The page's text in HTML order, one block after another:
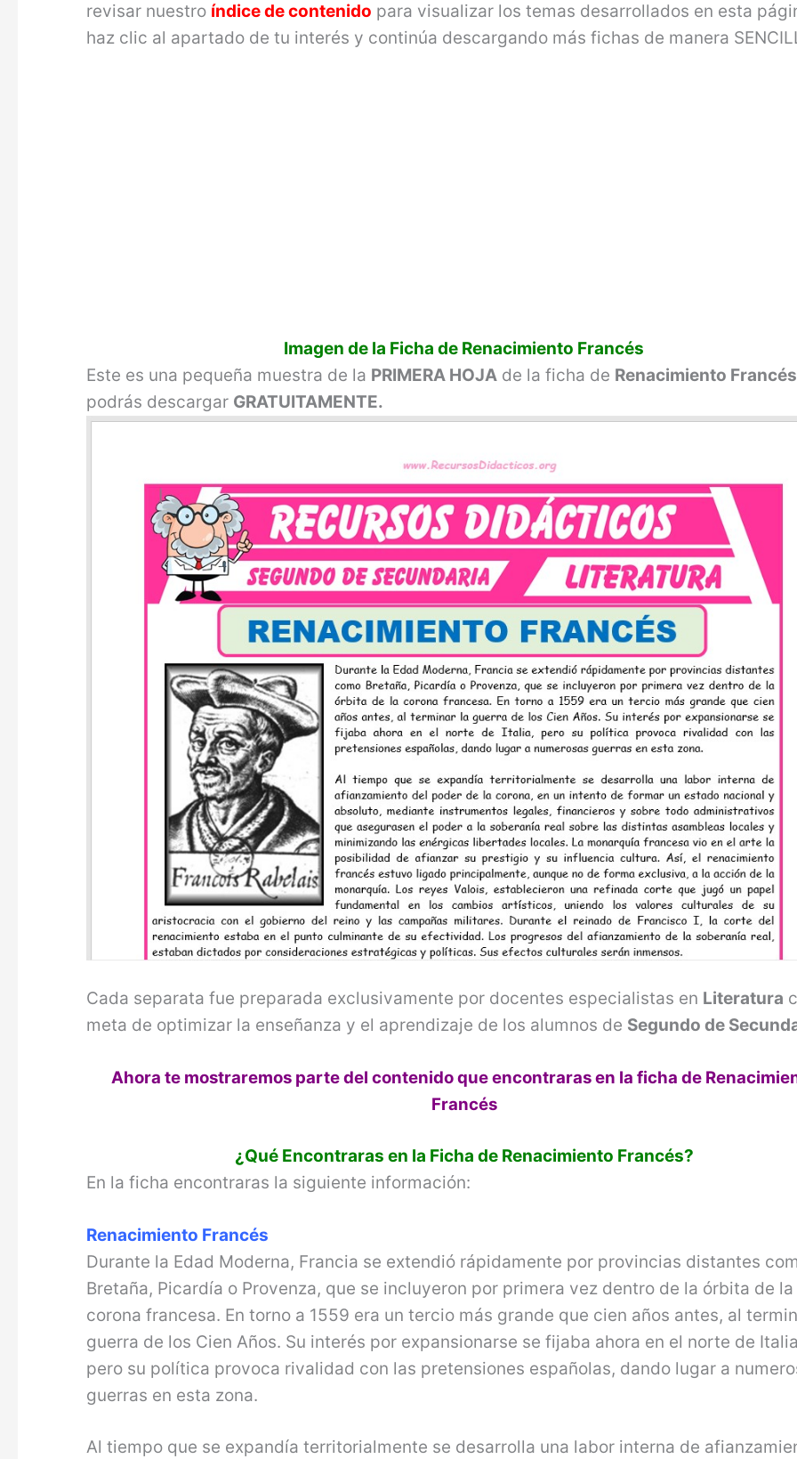
revisar nuestro índice de contenido para visualizar los temas desarrollados en esta
haz clic al apartado de tu interés y continúa descargando más fichas de manera
Imagen de la Ficha de Renacimiento Francés
Este es una pequeña muestra de la PRIMERA HOJA de la ficha de Renacimiento Francés
podrás descargar GRATUITAMENTE.
Cada separata fue preparada exclusivamente por docentes especialistas en Literatura
meta de optimizar la enseñanza y el aprendizaje de los alumnos de Segundo de
Ahora te mostraremos parte del contenido que encontraras en la ficha de
Francés
¿Qué Encontraras en la Ficha de Renacimiento Francés?
En la ficha encontraras la siguiente información:
Renacimiento Francés
Durante la Edad Moderna, Francia se extendió rápidamente por provincias distantes
Bretaña, Picardía o Provenza, que se incluyeron por primera vez dentro de la órbita de la
corona francesa. En torno a 1559 era un tercio más grande que cien años antes, al
guerra de los Cien Años. Su interés por expansionarse se fijaba ahora en el norte de
pero su política provoca rivalidad con las pretensiones españolas, dando lugar a
guerras en esta zona.
Al tiempo que se expandía territorialmente se desarrolla una labor interna de